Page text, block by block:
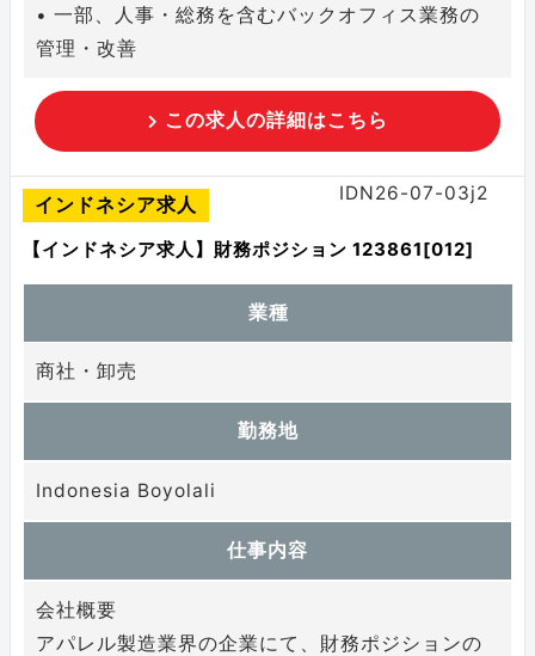
• 一部、人事・総務を含むバックオフィス業務の
管理・改善
この求人の詳細はこちら
インドネシア求人
IDN26-07-03j2
【インドネシア求人】財務ポジション 123861[012]
業種
商社・卸売
勤務地
Indonesia Boyolali
仕事内容
会社概要
アパレル製造業界の企業にて、財務ポジションの